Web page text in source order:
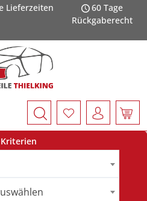
Lieferzeiten
60 Tage
Rückgaberecht